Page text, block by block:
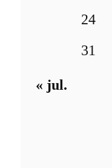
24
31
« jul.